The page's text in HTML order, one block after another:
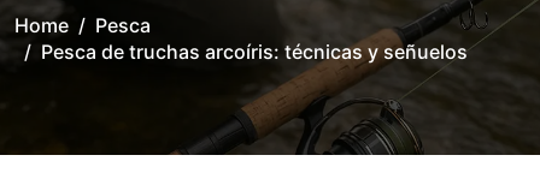
Home
Pesca
Pesca de truchas arcoíris: técnicas y señuelos